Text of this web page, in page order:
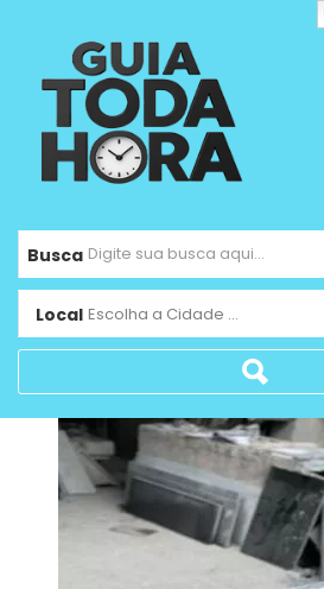
Busca
Local Escolha a Cidade ...